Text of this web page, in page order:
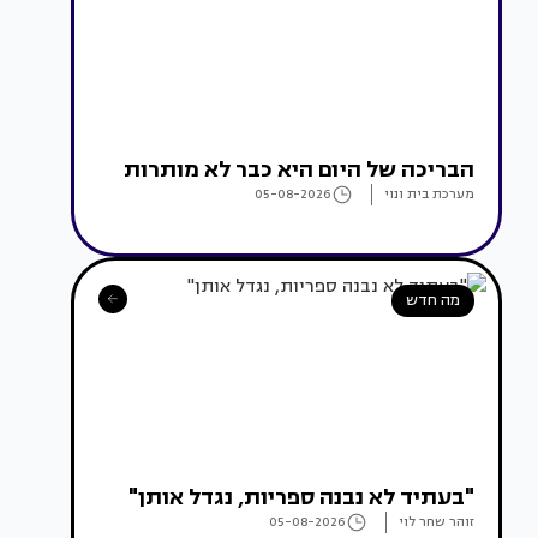
הבריכה של היום היא כבר לא מותרות
מערכת בית ונוי 05-08-2026
מה חדש
"בעתיד לא נבנה ספריות, נגדל אותן"
זוהר שחר לוי 05-08-2026